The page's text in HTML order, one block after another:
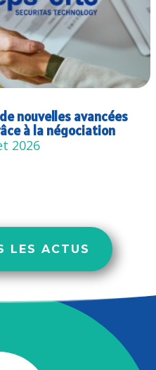
nouvelles avancées
à la négociation
2026
LES ACTUS